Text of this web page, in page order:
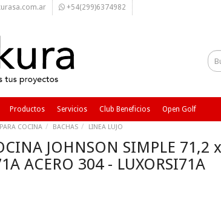
+54(299)6374982
Productos Servicios Club Beneficios Open Golf
COCINA BACHAS LINEA LUJO
JOHNSON SIMPLE
ACERO 304 - LUXORSI71A